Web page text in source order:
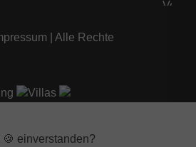
| Alle Rechte
Villas
einverstanden?